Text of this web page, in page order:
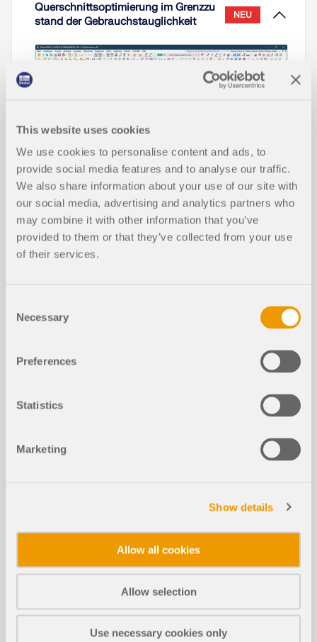
This website uses cookies
We use cookies to personalise content and ads, to
provide social media features and to analyse our traffic.
We also share information about your use of our site with
our social media, advertising and analytics partners who
may combine it with other information that you’ve
provided to them or that they’ve collected from your use
of their services.
Selection
Necessary
Preferences
Statistics
Marketing
Show details
Allow all cookies
Allow selection
Use necessary cookies only
Querschnittsoptimierung im Grenzzu
stand der Gebrauchstauglichkeit
NEU
In diesem Fachbeitrag lernen Sie, wie die
Querschnittsoptimierung innerhalb der
messung - Gebrauchstauglichkeit, D
NEU
Biegedrillknicken im Holzbau | Beispi
ele 1
NEU